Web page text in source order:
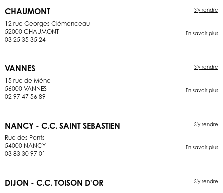
CHAUMONT
12 rue Georges Clémenceau
52000 CHAUMONT
03 25 35 35 24
S'y rendre
En savoir plus
VANNES
15 rue de Mène
56000 VANNES
02 97 47 56 89
S'y rendre
En savoir plus
NANCY - C.C. SAINT SEBASTIEN
Rue des Ponts
54000 NANCY
03 83 30 97 01
S'y rendre
En savoir plus
DIJON - C.C. TOISON D'OR S'y rendre